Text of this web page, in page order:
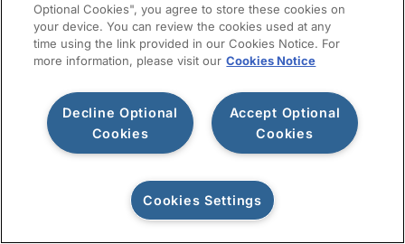
利用規約 プライバシー通知 情報セキュリティ基本方針
©2026 Protiviti. All rights reserved.
Optional Cookies", you agree to store these cookies on
your device. You can review the cookies used at any
time using the link provided in our Cookies Notice. For
more information, please visit our Cookies Notice
Accept Optional
Cookies
Decline Optional
Cookies
Cookies Settings